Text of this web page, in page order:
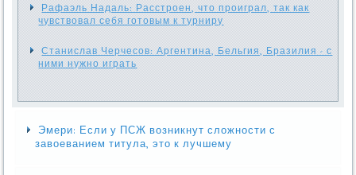
Рафаэль Надаль: Расстроен, что проиграл, так как
чувствовал себя готовым к турниру
Станислав Черчесов: Аргентина, Бельгия, Бразилия - с
ними нужно играть
Эмери: Если у ПСЖ возникнут сложности с
завоеванием титула, это к лучшему